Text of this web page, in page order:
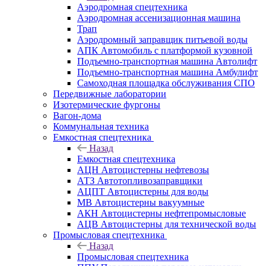
Аэродромная спецтехника
Аэродромная ассенизационная машина
Трап
Аэродромный заправщик питьевой воды
АПК Автомобиль с платформой кузовной
Подъемно-транспортная машина Автолифт
Подъемно-транспортная машина Амбулифт
Самоходная площадка обслуживания СПО
Передвижные лаборатории
Изотермические фургоны
Вагон-дома
Коммунальная техника
Емкостная спецтехника
Назад
Емкостная спецтехника
АЦН Автоцистерны нефтевозы
АТЗ Автотопливозаправщики
АЦПТ Автоцистерны для воды
МВ Автоцистерны вакуумные
АКН Автоцистерны нефтепромысловые
АЦВ Автоцистерны для технической воды
Промысловая спецтехника
Назад
Промысловая спецтехника